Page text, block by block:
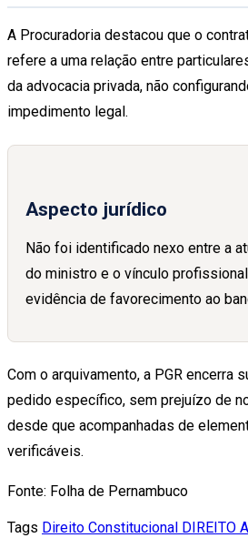
A Procuradoria destacou que o
refere a uma relação entre
da advocacia privada, não
impedimento legal.
Aspecto jurídico
Não foi identificado nexo entre a
do ministro e o vínculo
evidência de favorecimento ao
Com o arquivamento, a PGR encerra
pedido específico, sem prejuízo de
desde que acompanhadas de
verificáveis.
Fonte: Folha de Pernambuco
Tags Direito Constitucional DIREITO